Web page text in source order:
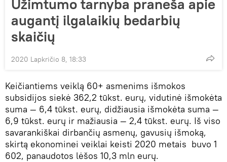
Užimtumo tarnyba praneša apie
augantį ilgalaikių bedarbių
skaičių
2020 Lapkričio 8, 18:33
Keičiantiems veiklą 60+ asmenims išmokos
subsidijos siekė 362,2 tūkst. eurų, vidutinė išmokėta
suma — 6,4 tūkst. eurų, didžiausia išmokėta suma —
6,9 tūkst. eurų ir mažiausia — 2,4 tūkst. eurų. Iš viso
savarankiškai dirbančių asmenų, gavusių išmoką,
skirtą ekonominei veiklai keisti 2020 metais buvo 1
602, panaudotos lėšos 10,3 mln eurų.